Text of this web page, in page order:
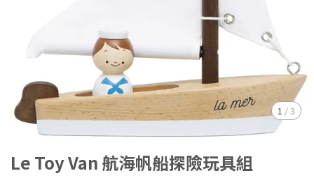
1 /3
Le Toy Van 航海帆船探險玩具組